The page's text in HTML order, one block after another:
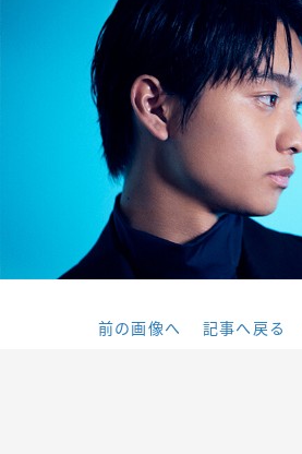
前の画像へ 記事へ戻る